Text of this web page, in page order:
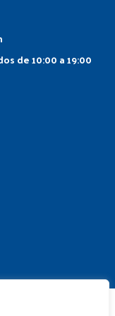
de 10:00 a 19:00